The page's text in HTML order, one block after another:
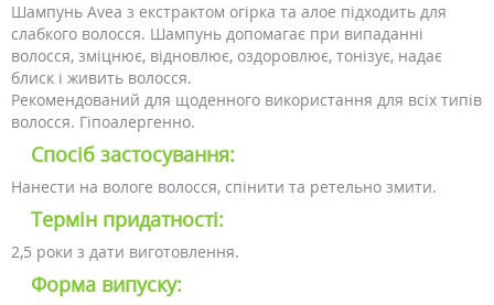
Шампунь Avea з екстрактом огірка та алое підходить для
слабкого волосся. Шампунь допомагає при випаданні
волосся, зміцнює, відновлює, оздоровлює, тонізує, надає
блиск і живить волосся.
Рекомендований для щоденного використання для всіх типів
волосся. Гіпоалергенно.
Спосіб застосування:
Нанести на вологе волосся, спінити та ретельно змити.
Термін придатності:
2,5 роки з дати виготовлення.
Форма випуску: